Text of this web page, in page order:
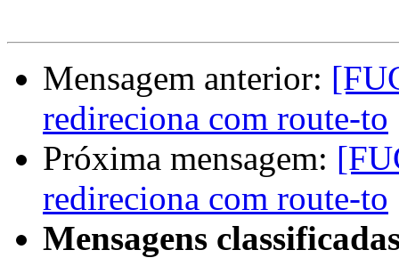
Mensagem anterior:
redireciona com route-to
Próxima mensagem:
redireciona com route-to
Mensagens